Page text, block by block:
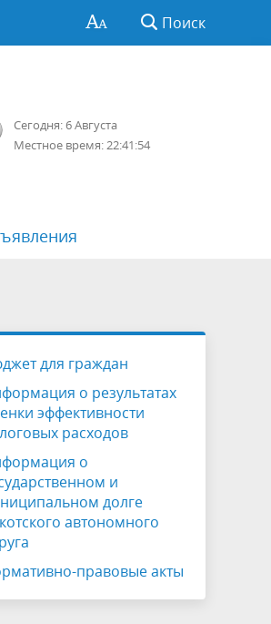
Поиск
Сегодня: 6 Августа
Местное время: 22:41:54
персональных данных
комплаенс
для граждан
о результатах
эффективности
расходов
о
и
долге
автономного
правовые акты